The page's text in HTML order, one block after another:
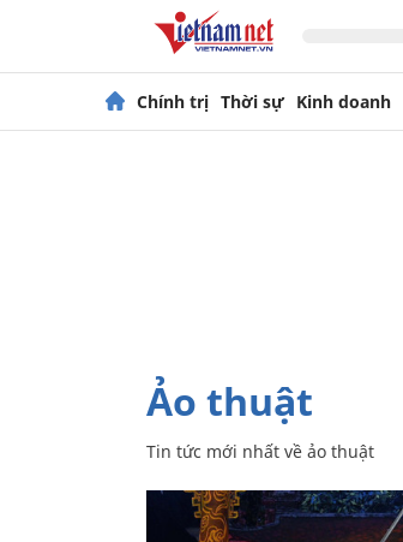
Chính trị Thời sự Kinh doanh
ảo thuật
Tin tức mới nhất về ảo thuật